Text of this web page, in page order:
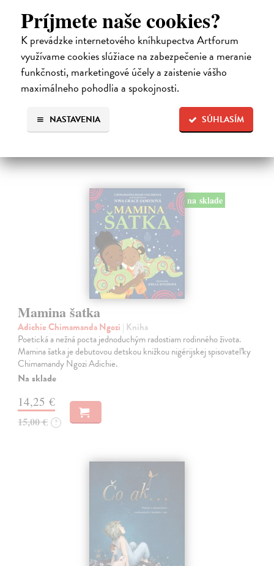
Príjmete naše cookies?
K prevádzke internetového kníhkupectva Artforum
využívame cookies slúžiace na zabezpečenie a meranie
funkčnosti, marketingové účely a zaistenie vášho
maximálneho pohodlia a spokojnosti.
SÚHLASÍM
NASTAVENIA
Narnie (Ilustrované vydanie)
Lewis C.S.| Kniha
Prečítajte si obľúbenú časť úspešnej série Kroniky Narnie: Lev, šatník
a čarodejnica v novom ilustrovanom vydaní. V Európe zúri vojna a
rodičia posielajú svoje deti z Londýna na vidiek, aby ich chránili…
Na sklade
12,95 € ?
na sklade
Mamina šatka
Adichie Chimamanda Ngozi | Kniha
Poetická a nežná pocta jednoduchým radostiam rodinného života.
Mamina šatka je debutovou detskou knižkou nigérijskej spisovateľky
Chimamandy Ngozi Adichie.
Na sklade
14,25 €
15,00 € ?